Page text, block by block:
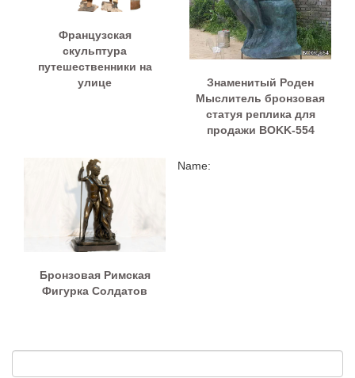
Французская
скульптура
путешественники на
улице
Знаменитый Роден
Мыслитель бронзовая
статуя реплика для
продажи BOKK-554
Бронзовая Римская
Фигурка Солдатов
Name: